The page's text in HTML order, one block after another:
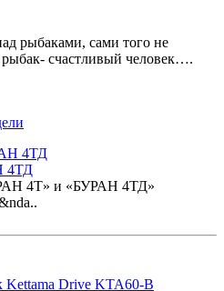
рыбаками, сами того не
счастливый человек….
4ТД
4Т» и «БУРАН 4ТД»